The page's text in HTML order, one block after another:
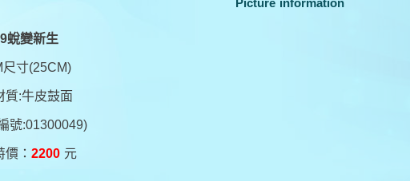
蛻變新生
尺寸(25CM)
質:牛皮鼓面
號:01300049)
價： 2200元